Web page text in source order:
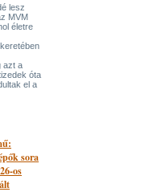
lesz
MVM
életre
azt a
óta
el a
sora
os